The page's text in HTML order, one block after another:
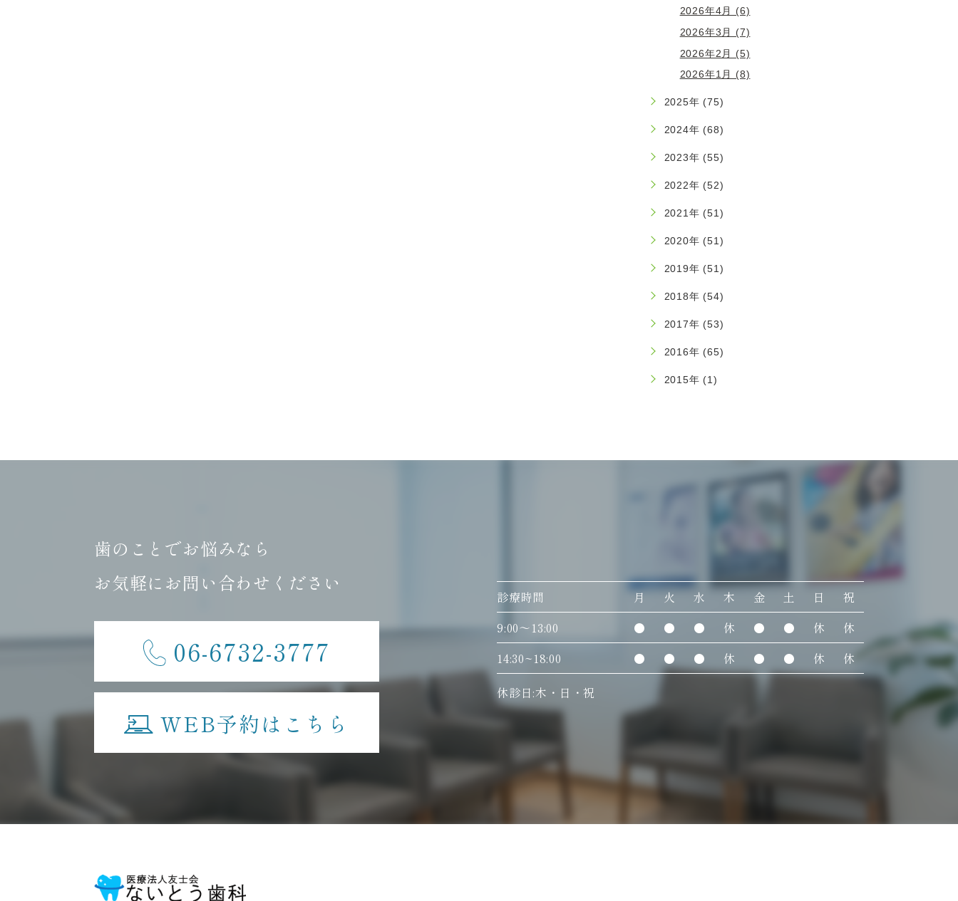
2026年4月 (6)
2026年3月 (7)
2026年2月 (5)
2026年1月 (8)
2025年 (75)
2024年 (68)
2023年 (55)
2022年 (52)
2021年 (51)
2020年 (51)
2019年 (51)
2018年 (54)
2017年 (53)
2016年 (65)
2015年 (1)
歯のことでお悩みなら
お気軽にお問い合わせください
06-6732-3777
WEB予約はこちら
診療時間 月 火 水 木 金 土 日
祝
9:00〜13:00
● ● ● 休 ● ● 休
休
14:30~18:00
● ● ● 休 ● ● 休
休
休診日:木・日・祝